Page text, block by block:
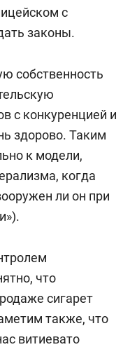
в 2001-м
по
экономики и
РАН).
проблем и
в Институте
РАН. С 2009-го
РАН. С 2013
назначен врио
ИНИОН РАН.
с
законы.
собственность
с конкуренцией и
здорово. Таким
к модели,
когда
ли он при
что
сигарет
также, что
витиевато